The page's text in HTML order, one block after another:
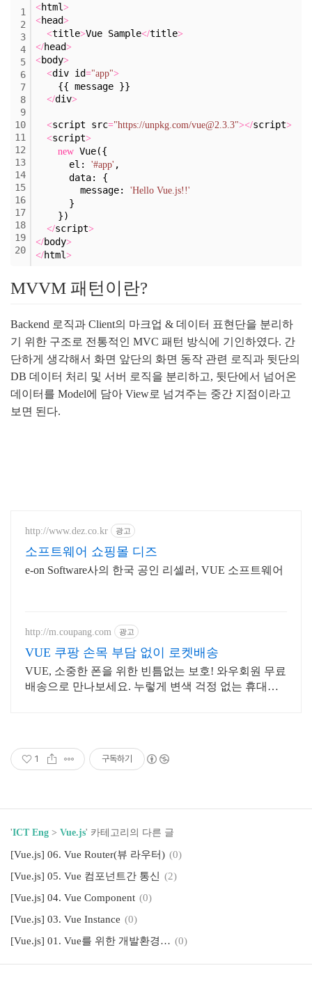
1
2
3
4
5
6
7
8
9
10
11
12
13
14
15
16
17
18
19
20
<html >
<head>
<title>Vue Sample</title>
</head>
<body>
<div id="app">
{{ message }}
</div>
<script src="https://unpkg.com/vue@2.3.3"></script>
<script>
new Vue({
el: '#app' ,
data: {
message: 'Hello Vue.js!!'
}
})
</script>
</body>
</html >
MVVM 패턴이란?
Backend 로직과 Client의 마크업 & 데이터 표현단을 분리하
기 위한 구조로 전통적인 MVC 패턴 방식에 기인하였다. 간
단하게 생각해서 화면 앞단의 화면 동작 관련 로직과 뒷단의
DB 데이터 처리 및 서버 로직을 분리하고, 뒷단에서 넘어온
데이터를 Model에 담아 View로 넘겨주는 중간 지점이라고
보면 된다.
http://www.dez.co.kr 광고
소프트웨어 쇼핑몰 디즈
e-on Software사의 한국 공인 리셀러, VUE 소프트웨어
http://m.coupang.com 광고
VUE 쿠팡 손목 부담 없이 로켓배송
VUE, 소중한 폰을 위한 빈틈없는 보호! 와우회원 무료
배송으로 만나보세요. 누렇게 변색 걱정 없는 휴대폰
1 구독하기
'ICT Eng > Vue.js' 카테고리의 다른 글
[Vue.js] 06. Vue Router(뷰 라우터) (0)
[Vue.js] 05. Vue 컴포넌트간 통신
(2)
[Vue.js] 04. Vue Component (0)
[Vue.js] 03. Vue Instance (0)
[Vue.js] 01. Vue를 위한 개발환경 설정 (0)